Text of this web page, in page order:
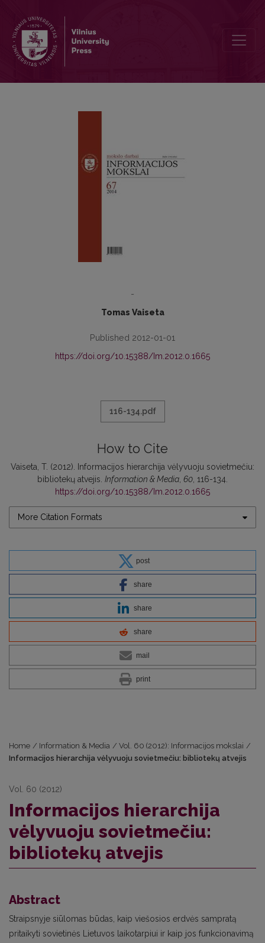
-
Tomas Vaiseta
Published 2012-01-01
https://doi.org/10.15388/Im.2012.0.1665
116-134.pdf
How to Cite
Vaiseta, T. (2012). Informacijos hierarchija vėlyvuoju sovietmečiu:
bibliotekų atvejis. Information & Media 60 , 116-134.
https://doi.org/10.15388/Im.2012.0.1665
More Citation Formats
post
share
share
share
mail
print
Home / Information & Media / Vol. 60 (2012): Informacijos mokslai /
Informacijos hierarchija vėlyvuoju sovietmečiu: bibliotekų atvejis
Vol. 60 (2012)
Informacijos hierarchija
vėlyvuoju sovietmečiu:
bibliotekų atvejis
Abstract
Straipsnyje siūlomas būdas, kaip viešosios erdvės sampratą
pritaikyti sovietinės Lietuvos laikotarpiui ir kaip jos funkcionavimą